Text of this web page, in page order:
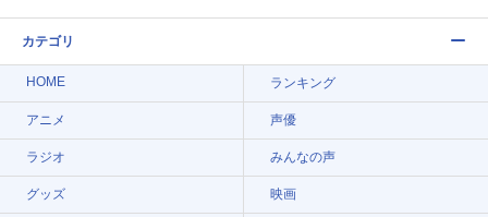
カテゴリ
HOME ランキング
アニメ 声優
ラジオ みんなの声
グッズ 映画